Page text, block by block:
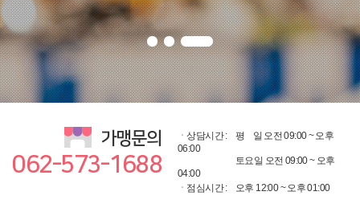
가맹문의
062-573-1688
ㆍ상담시간 : 평
일 오전 09:00 ~ 오후
06:00
토요일 오전 09:00 ~ 오후
04:00
ㆍ점심시간 :
오후 12:00 ~ 오후 01:00